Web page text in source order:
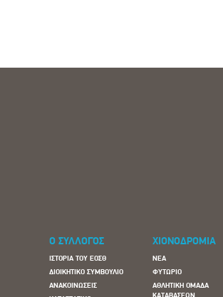
Ο ΣΥΛΛΟΓΟΣ
ΙΣΤΟΡΙΑ ΤΟΥ ΕΟΣΘ
ΔΙΟΙΚΗΤΙΚΟ ΣΥΜΒΟΥΛΙΟ
ΑΝΑΚΟΙΝΩΣΕΙΣ
ΧΙΟΝΟΔΡΟΜΙΑ
ΝΕΑ
ΦΥΤΩΡΙΟ
ΑΘΛΗΤΙΚΗ ΟΜΑΔΑ